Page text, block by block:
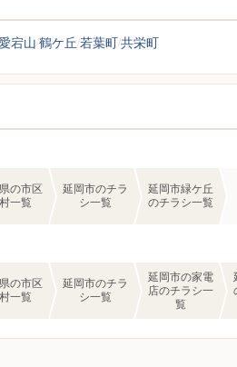
宕山 鶴ケ丘 若葉町共栄町
の市区
一覧
延岡市のチラ
シ一覧
延岡市緑ケ丘
のチラシ一覧
の市区
一覧
延岡市のチラ
シ一覧
延岡市の家電
店のチラシ一
覧